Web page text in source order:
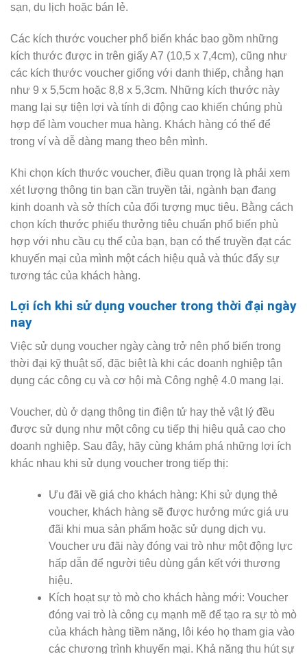
sạn, du lịch hoặc bán lẻ.
Các kích thước voucher phổ biến khác bao gồm những
kích thước được in trên giấy A7 (10,5 x 7,4cm), cũng như
các kích thước voucher giống với danh thiếp, chẳng hạn
như 9 x 5,5cm hoặc 8,8 x 5,3cm. Những kích thước này
mang lại sự tiện lợi và tính di động cao khiến chúng phù
hợp để làm voucher mua hàng. Khách hàng có thể để
trong ví và dễ dàng mang theo bên mình.
Khi chọn kích thước voucher, điều quan trọng là phải xem
xét lượng thông tin bạn cần truyền tải, ngành bạn đang
kinh doanh và sở thích của đối tượng mục tiêu. Bằng cách
chọn kích thước phiếu thưởng tiêu chuẩn phổ biến phù
hợp với nhu cầu cụ thể của bạn, bạn có thể truyền đạt các
khuyến mại của mình một cách hiệu quả và thúc đẩy sự
tương tác của khách hàng.
Lợi ích khi sử dụng voucher trong thời đại ngày
nay
Việc sử dụng voucher ngày càng trở nên phổ biến trong
thời đại kỹ thuật số, đặc biệt là khi các doanh nghiệp tận
dụng các công cụ và cơ hội mà Công nghệ 4.0 mang lại.
Voucher, dù ở dạng thông tin điện tử hay thẻ vật lý đều
được sử dụng như một công cụ tiếp thị hiệu quả cao cho
doanh nghiệp. Sau đây, hãy cùng khám phá những lợi ích
khác nhau khi sử dụng voucher trong tiếp thị:
Ưu đãi về giá cho khách hàng: Khi sử dụng thẻ
voucher, khách hàng sẽ được hưởng mức giá ưu
đãi khi mua sản phẩm hoặc sử dụng dịch vụ.
Voucher ưu đãi này đóng vai trò như một động lực
hấp dẫn để người tiêu dùng gắn kết với thương
hiệu.
Kích hoạt sự tò mò cho khách hàng mới: Voucher
đóng vai trò là công cụ mạnh mẽ để tạo ra sự tò mò
của khách hàng tiềm năng, lôi kéo họ tham gia vào
các chương trình khuyến mại. Khả năng thu hút sự